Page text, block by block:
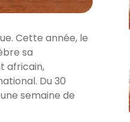
Cette année, le
sa
africain,
Du 30
semaine de